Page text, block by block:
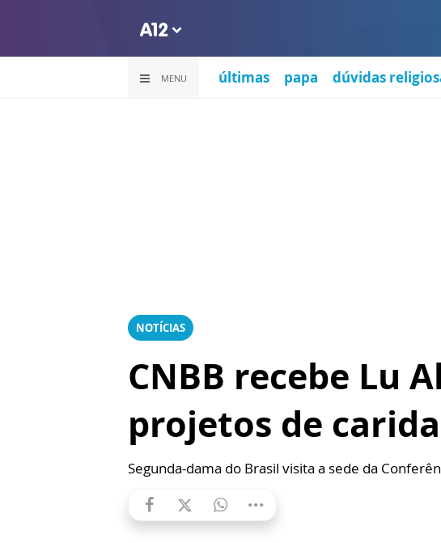
MENU últimas papa dúvidas
NOTÍCIAS
CNBB recebe Lu
projetos de
Segunda-dama do Brasil visita a sede da